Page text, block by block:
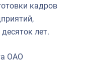
кадров
лет.
ОАО